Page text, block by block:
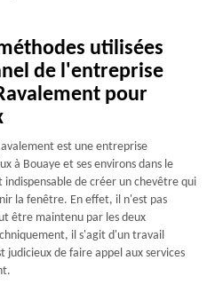
utilisées
de l'entreprise
pour
est une entreprise
à Bouaye et ses environs dans le
de créer un chevêtre qui
la fenêtre. En effet, il n'est pas
être maintenu par les deux
il s'agit d'un travail
judicieux de faire appel aux services